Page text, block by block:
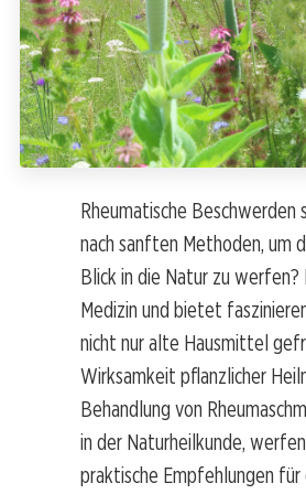
Rheumatische
nach sanften Methoden, um
Blick in die Natur zu
Medizin und bietet
nicht nur alte Hausmittel
Wirksamkeit pflanzlicher
Behandlung von
in der Naturheilkunde,
praktische Empfehlungen für